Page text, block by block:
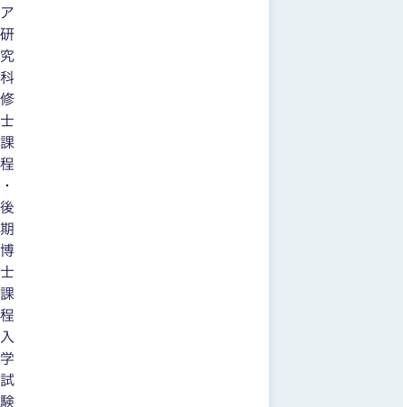
ア
研
究
科
修
士
課
程
・
後
期
博
士
課
程
入
学
試
験